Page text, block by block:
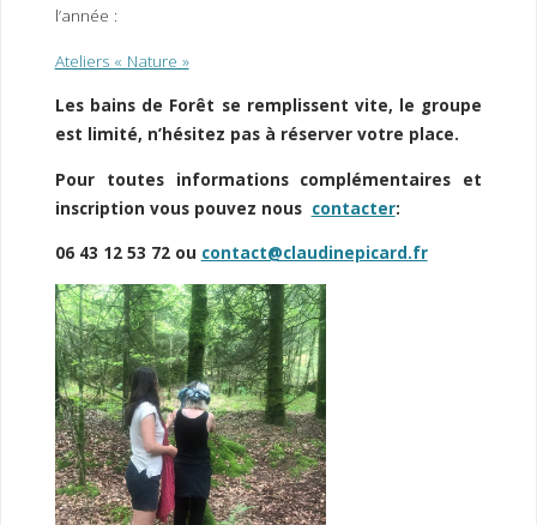
l’année :
Ateliers « Nature »
Les bains de Forêt se remplissent vite, le groupe
est limité, n’hésitez pas à réserver votre place.
Pour toutes informations complémentaires et
inscription vous pouvez nous contacter:
06 43 12 53 72 ou contact@claudinepicard.fr